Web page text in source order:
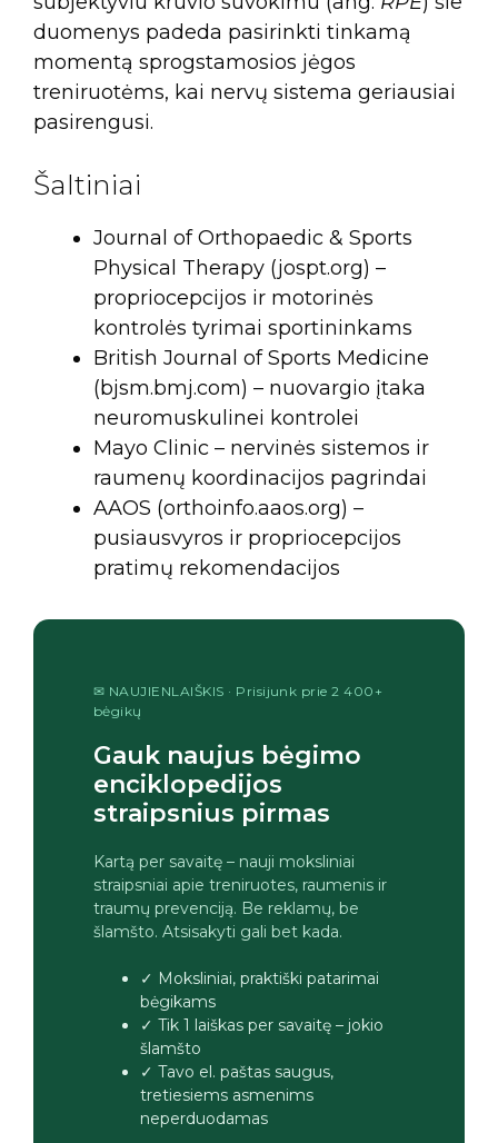
duomenys padeda pasirinkti tinkamą
momentą sprogstamosios jėgos
treniruotėms, kai nervų sistema geriausiai
pasirengusi.
Šaltiniai
Journal of Orthopaedic & Sports
Physical Therapy (jospt.org) –
propriocepcijos ir motorinės
kontrolės tyrimai sportininkams
British Journal of Sports Medicine
(bjsm.bmj.com) – nuovargio įtaka
neuromuskulinei kontrolei
Mayo Clinic – nervinės sistemos ir
raumenų koordinacijos pagrindai
AAOS (orthoinfo.aaos.org) –
pusiausvyros ir propriocepcijos
pratimų rekomendacijos
✉ NAUJIENLAIŠKIS · Prisijunk prie 2 400+
bėgikų
Gauk naujus bėgimo
enciklopedijos
straipsnius pirmas
Kartą per savaitę – nauji moksliniai
straipsniai apie treniruotes, raumenis ir
traumų prevenciją. Be reklamų, be
šlamšto. Atsisakyti gali bet kada.
✓ Moksliniai, praktiški patarimai
bėgikams
✓ Tik 1 laiškas per savaitę – jokio
šlamšto
✓ Tavo el. paštas saugus,
tretiesiems asmenims
neperduodamas